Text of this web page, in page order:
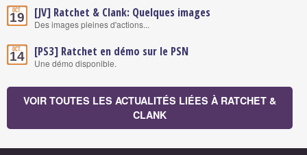
Oct.
19 [JV] Ratchet & Clank: Quelques images
Des images pleines d'actions...
Oct.
14 [PS3] Ratchet en démo sur le PSN
Une démo disponible.
VOIR TOUTES LES ACTUALITÉS LIÉES À RATCHET &
CLANK